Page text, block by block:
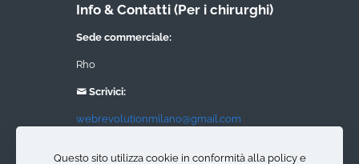
Info & Contatti (Per i chirurghi)
Sede commerciale:
Rho
Scrivici:
webrevolutionmilano@gmail.com
0297137199
Questo sito utilizza cookie in conformità alla policy e